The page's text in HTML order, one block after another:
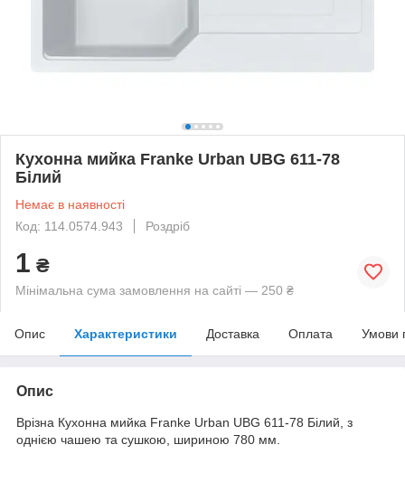
Кухонна мийка Franke Urban UBG 611-78
Білий
Немає в наявності
Код: 114.0574.943
Роздріб
1 ₴
Мінімальна сума замовлення на сайті — 250 ₴
Опис Характеристики Доставка Оплата Умови
Опис
Врізна Кухонна мийка Franke Urban UBG 611-78 Білий, з
однією чашею та сушкою, шириною 780 мм.